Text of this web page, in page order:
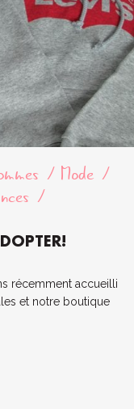
Mode
récemment accueilli
et notre boutique